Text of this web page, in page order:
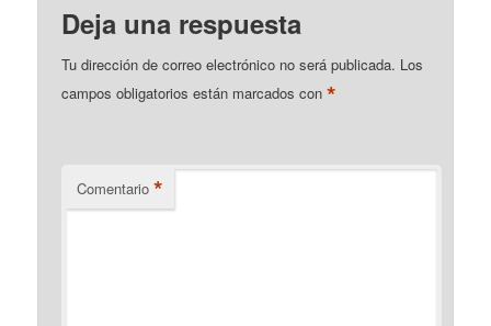
Deja una respuesta
Tu dirección de correo electrónico no será publicada. Los
campos obligatorios están marcados con*
Comentario *